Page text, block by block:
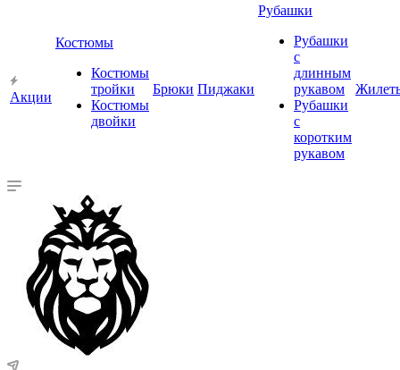
Акции
Костюмы
Костюмы
тройки
Костюмы
двойки
Брюки Пиджаки
Рубашки
Рубашки
с
длинным
рукавом
Рубашки
с
коротким
рукавом